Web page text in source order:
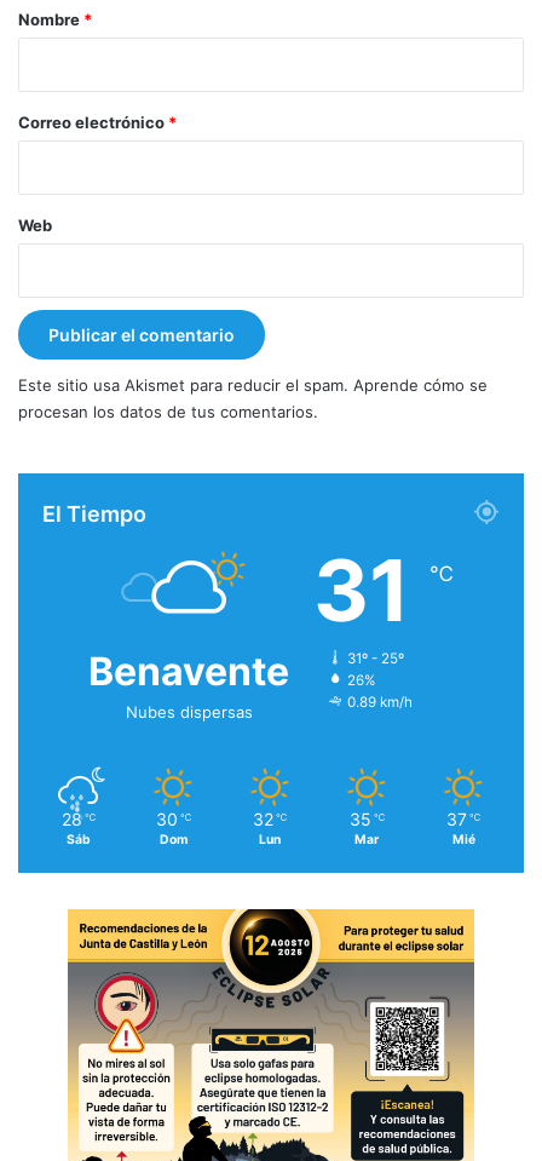
r
*
Nombre *
Correo electrónico *
Web
Este sitio usa Akismet para reducir el spam. Aprende cómo se
procesan los datos de tus comentarios.
El Tiempo
Benavente
Nubes dispersas
31 ℃
31º - 25º
26%
0.89 km/h
28 ℃
Sáb
30 ℃
Dom
32 ℃
Lun
35 ℃
Mar
37 ℃
Mié